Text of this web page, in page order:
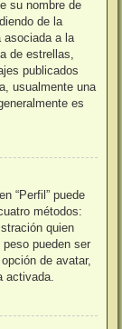
su nombre de
de la
asociada a la
de estrellas,
publicados
usualmente una
es
“Perfil” puede
métodos:
quien
pueden ser
de avatar,
activada.